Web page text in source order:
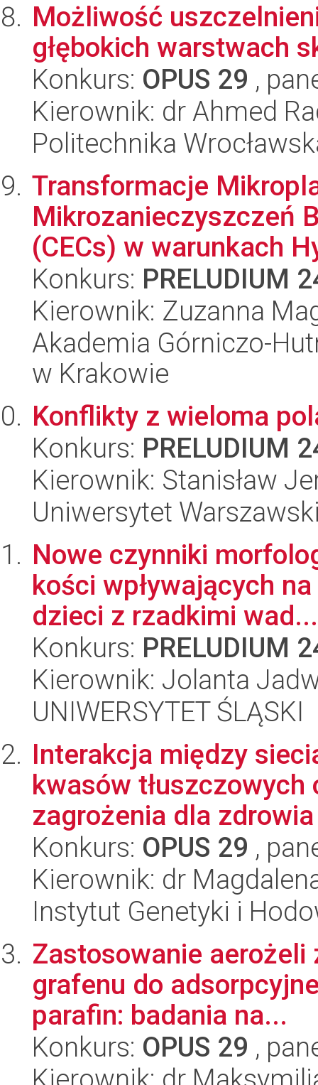
Możliwość
głębokich warstwach
Konkurs: OPUS 29 ,
Kierownik: dr Ahmed
Politechnika
Transformacje
Mikrozanieczyszczeń
(CECs) w warunkach
Konkurs: PRELUDIUM
Kierownik: Zuzanna
Akademia Górniczo-
w Krakowie
Konflikty z wieloma
Konkurs: PRELUDIUM
Kierownik: Stanisław
Uniwersytet
Nowe czynniki
kości wpływających
dzieci z rzadkimi wad...
Konkurs: PRELUDIUM
Kierownik: Jolanta
UNIWERSYTET ŚLĄSKI
Interakcja między
kwasów
zagrożenia dla
Konkurs: OPUS 29 ,
Kierownik: dr
Instytut Genetyki i
Zastosowanie
grafenu do
parafin: badania na...
Konkurs: OPUS 29 ,